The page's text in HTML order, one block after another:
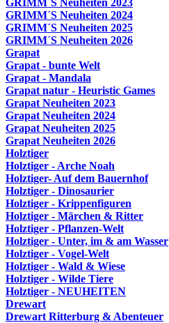
GRIMM´S Neuheiten 2023
GRIMM´S Neuheiten 2024
GRIMM´S Neuheiten 2025
GRIMM´S Neuheiten 2026
Grapat
Grapat - bunte Welt
Grapat - Mandala
Grapat natur - Heuristic Games
Grapat Neuheiten 2023
Grapat Neuheiten 2024
Grapat Neuheiten 2025
Grapat Neuheiten 2026
Holztiger
Holztiger - Arche Noah
Holztiger- Auf dem Bauernhof
Holztiger - Dinosaurier
Holztiger - Krippenfiguren
Holztiger - Märchen & Ritter
Holztiger - Pflanzen-Welt
Holztiger - Unter, im & am Wasser
Holztiger - Vogel-Welt
Holztiger - Wald & Wiese
Holztiger - Wilde Tiere
Holztiger - NEUHEITEN
Drewart
Drewart Ritterburg & Abenteuer